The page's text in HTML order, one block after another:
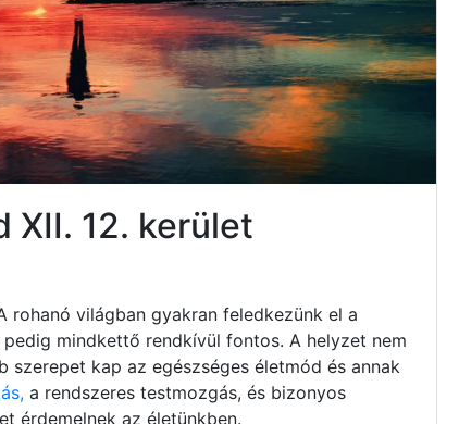
XII. 12. kerület
rohanó világban gyakran feledkezünk el a
mindkettő rendkívül fontos. A helyzet nem
szerepet kap az egészséges életmód és annak
a rendszeres testmozgás, és bizonyos
érdemelnek az életünkben.